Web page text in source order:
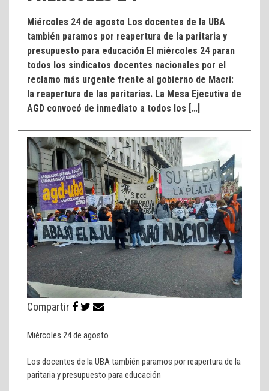
Miércoles 24 de agosto Los docentes de la UBA
también paramos por reapertura de la paritaria y
presupuesto para educación El miércoles 24 paran
todos los sindicatos docentes nacionales por el
reclamo más urgente frente al gobierno de Macri:
la reapertura de las paritarias. La Mesa Ejecutiva de
AGD convocó de inmediato a todos los […]
Compartir
Miércoles 24 de agosto
Los docentes de la UBA también paramos por reapertura de la
paritaria y presupuesto para educación